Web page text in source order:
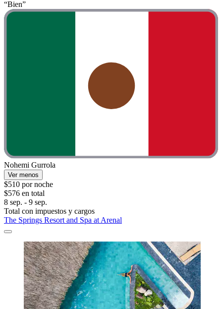
“Bien”
Nohemi Gurrola
Ver menos
$510 por noche
$576 en total
8 sep. - 9 sep.
Total con impuestos y cargos
The Springs Resort and Spa at Arenal